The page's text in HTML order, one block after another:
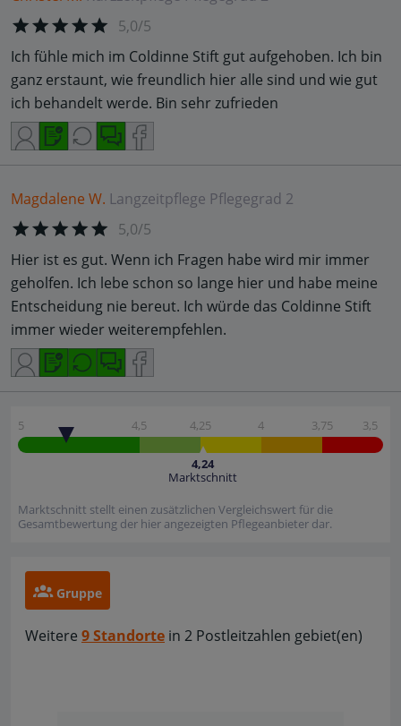
5,0/5
Ich fühle mich im Coldinne Stift gut aufgehoben. Ich bin
ganz erstaunt, wie freundlich hier alle sind und wie gut
ich behandelt werde. Bin sehr zufrieden
Magdalene W. Langzeitpflege Pflegegrad 2
5,0/5
Hier ist es gut. Wenn ich Fragen habe wird mir immer
geholfen. Ich lebe schon so lange hier und habe meine
Entscheidung nie bereut. Ich würde das Coldinne Stift
immer wieder weiterempfehlen.
5 4,5 4,25 4 3,75 3,5
4,24
Marktschnitt
Marktschnitt stellt einen zusätzlichen Vergleichswert für die
Gesamtbewertung der hier angezeigten Pflegeanbieter dar.
Gruppe
Weitere 9 Standorte in 2 Postleitzahlen gebiet(en)